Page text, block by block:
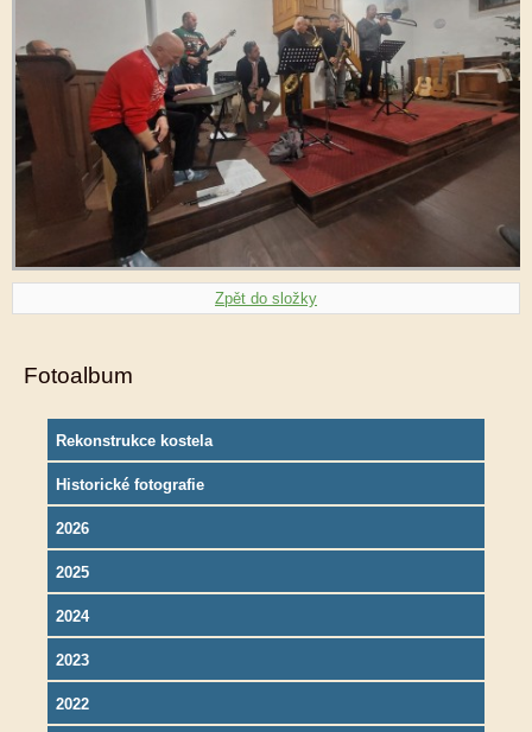
Zpět do složky
Fotoalbum
Rekonstrukce kostela
Historické fotografie
2026
2025
2024
2023
2022